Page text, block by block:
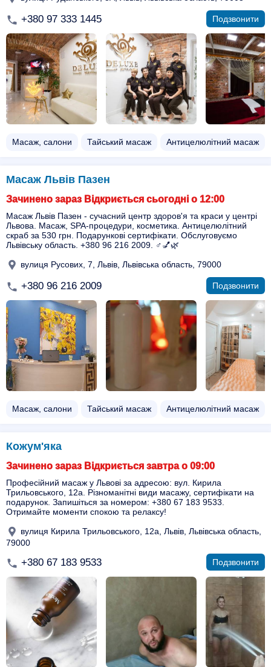
+380 97 333 1445 Подзвонити
Масаж, салони Тайський масаж Антицелюлітний масаж
Масаж Львів Пазен
Зачинено зараз Відкриється сьогодні о 12:00
Масаж Львів Пазен - сучасний центр здоров'я та краси у центрі
Львова. Масаж, SPA-процедури, косметика. Антицелюлітний
скраб за 530 грн. Подарункові сертифікати. Обслуговуємо
Львівську область. +380 96 216 2009. ♂️💅🌿
вулиця Русових, 7, Львів, Львівська область, 79000
+380 96 216 2009 Подзвонити
Масаж, салони Тайський масаж Антицелюлітний масаж
Кожум'яка
Зачинено зараз Відкриється завтра о 09:00
Професійний масаж у Львові за адресою: вул. Кирила
Трильовського, 12а. Різноманітні види масажу, сертифікати на
подарунок. Запишіться за номером: +380 67 183 9533.
Отримайте моменти спокою та релаксу!
вулиця Кирила Трильовського, 12а, Львів, Львівська область,
79000
+380 67 183 9533 Подзвонити